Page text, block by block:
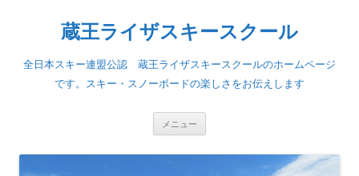
蔵王ライザスキースクール
全日本スキー連盟公認 蔵王ライザスキースクールのホームページ
です。スキー・スノーボードの楽しさをお伝えします
メニュー
ン